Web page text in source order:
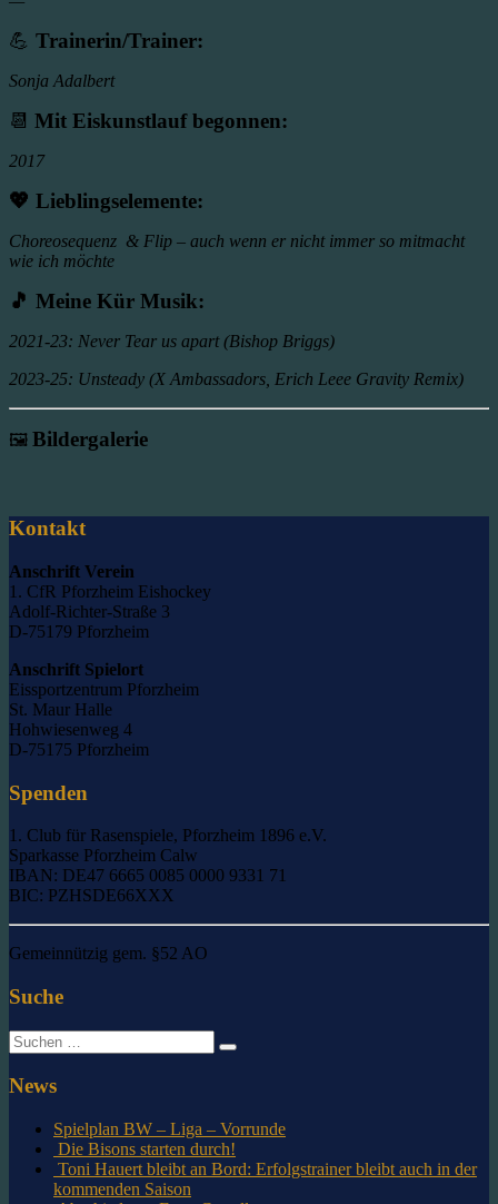
💪 Trainerin/Trainer:
Sonja Adalbert
📆 Mit Eiskunstlauf begonnen:
2017
💖 Lieblingselemente:
Choreosequenz & Flip – auch wenn er nicht immer so mitmacht
wie ich möchte
🎵 Meine Kür Musik:
2021-23: Never Tear us apart (Bishop Briggs)
2023-25: Unsteady (X Ambassadors, Erich Leee Gravity Remix)
🖼️ Bildergalerie
Kontakt
Anschrift Verein
1. CfR Pforzheim Eishockey
Adolf-Richter-Straße 3
D-75179 Pforzheim
Anschrift Spielort
Eissportzentrum Pforzheim
St. Maur Halle
Hohwiesenweg 4
D-75175 Pforzheim
Spenden
1. Club für Rasenspiele, Pforzheim 1896 e.V.
Sparkasse Pforzheim Calw
IBAN: DE47 6665 0085 0000 9331 71
BIC: PZHSDE66XXX
Gemeinnützig gem. §52 AO
Suche
Suche
nach:
News
Spielplan BW – Liga – Vorrunde
Die Bisons starten durch!
Toni Hauert bleibt an Bord: Erfolgstrainer bleibt auch in der
kommenden Saison